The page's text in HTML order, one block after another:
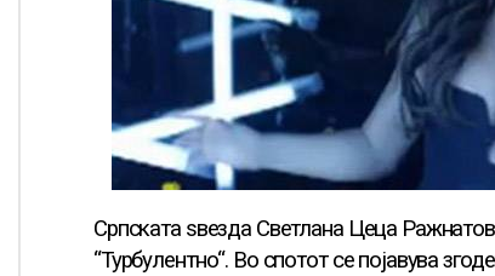
Српската ѕвезда Светлана Цеца
“Турбулентно“. Во спотот се појавува